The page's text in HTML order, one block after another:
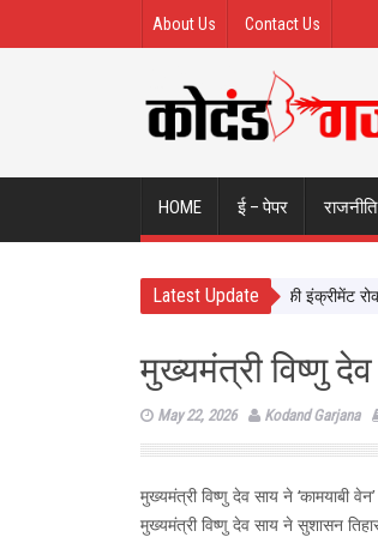
About Us Contact Us
HOME ई – पेपर राजनीति
Latest Update
दिखाई सख्ती, 3 अधिकारी निलंबित; दो की इंक्रीमेंट रोकी
मुख्यमंत्री विष्णु
May 22, 2026 Kodand Garjana
मुख्यमंत्री विष्णु देव साय ने ‘कामयाबी
मुख्यमंत्री विष्णु देव साय ने सुशासन